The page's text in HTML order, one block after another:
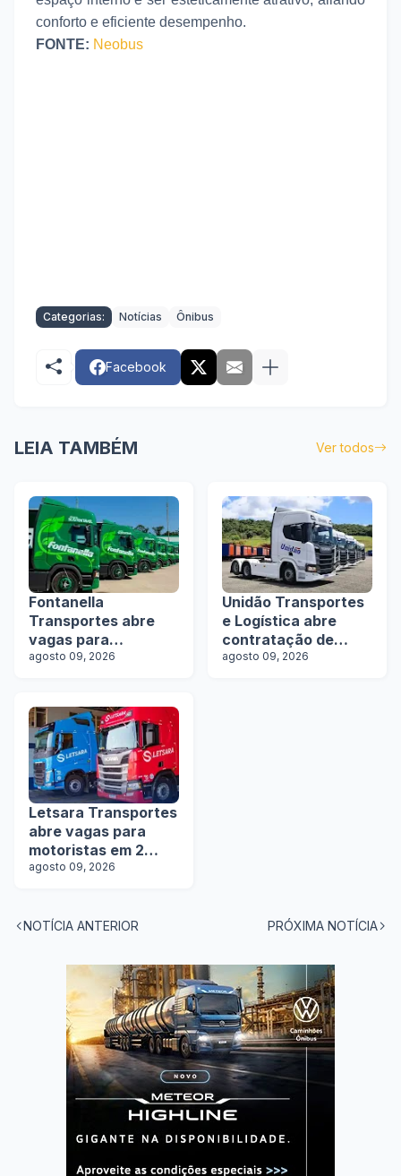
conforto e eficiente desempenho.
FONTE: Neobus
Categorias: Notícias Ônibus
Facebook
LEIA TAMBÉM Ver todos
Fontanella
Transportes abre
vagas para
motoristas de
agosto 09, 2026
Unidão Transportes
e Logística abre
contratação de
motoristas com e
agosto 09, 2026
Letsara Transportes
abre vagas para
motoristas em 2
estados
agosto 09, 2026
NOTÍCIA ANTERIOR PRÓXIMA NOTÍCIA